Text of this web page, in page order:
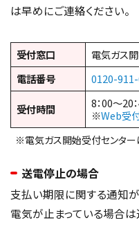
は早めにご連絡ください。
受付窓口
電気ガス
電話番号
0120-
受付時間
8：00～20
※Web受
※電気ガス開始受付センター
送電停止の場合
支払い期限に関する通知
電気が止まっている場合